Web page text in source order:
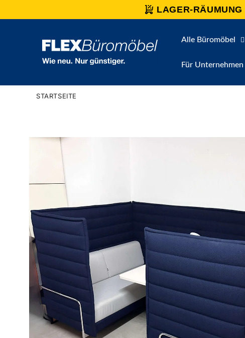
LAGER-RÄUMUNG
Inhalt
Alle Büromöbel
Für Unternehmen
STARTSEITE
Zu
Produktinformationen